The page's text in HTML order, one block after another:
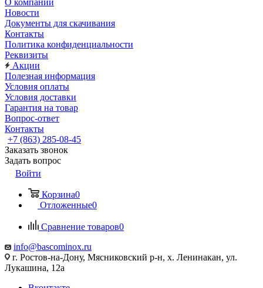
О компании
Новости
Документы для скачивания
Контакты
Политика конфиденциальности
Реквизиты
Акции
Полезная информация
Условия оплаты
Условия доставки
Гарантия на товар
Вопрос-ответ
Контакты
+7 (863) 285-08-45
Заказать звонок
Задать вопрос
Войти
Корзина0
Отложенные0
Сравнение товаров0
info@bascominox.ru
г. Ростов-на-Дону, Мясниковский р-н, х. Ленинакан, ул.
Лукашина, 12а